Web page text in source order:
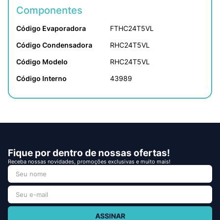
Componentes
Código Evaporadora
FTHC24T5VL
Código Condensadora
RHC24T5VL
Código Modelo
RHC24T5VL
Código Interno
43989
Fique por dentro de nossas ofertas!
Receba nossas novidades, promoções exclusivas e muito mais!
ASSINAR